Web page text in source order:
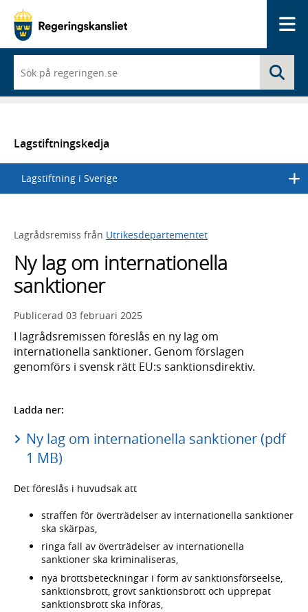
du
börjar
skriva
en
lista
med
sökförslag
Lagstiftningskedja
Lagstiftning i Sverige
Lagrådsremiss från Utrikesdepartementet
Ny lag om internationella
sanktioner
Publicerad 03 februari 2025
I lagrådsremissen föreslås en ny lag om
internationella sanktioner. Genom förslagen
genomförs i svensk rätt EU:s sanktionsdirektiv.
Ladda ner:
Ny lag om internationella sanktioner (pdf
1 MB)
Det föreslås i huvudsak att
straffen för överträdelser av internationella sanktioner
ska skärpas,
ringa fall av överträdelser av internationella
sanktioner ska kriminaliseras,
nya brottsbeteckningar i form av sanktionsförseelse,
sanktionsbrott, grovt sanktionsbrott och upprepat
sanktionsbrott ska införas,